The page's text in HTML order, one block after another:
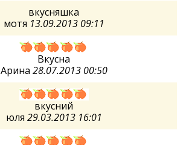
вкусняшка
мотя 13.09.2013 09:11
Вкусна
Арина 28.07.2013 00:50
вкусний
юля 29.03.2013 16:01